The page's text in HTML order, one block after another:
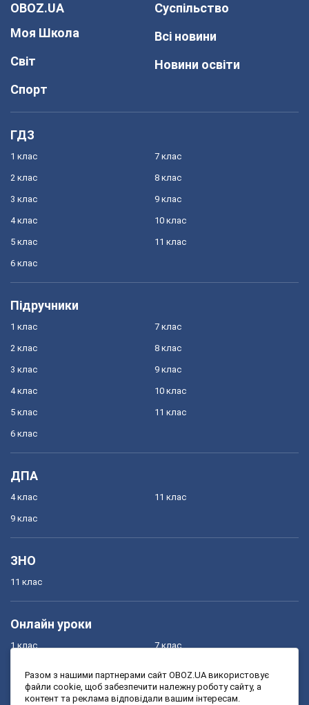
OBOZ.UA
Моя Школа
Світ
Спорт
Суспільство
Всі новини
Новини освіти
ГДЗ
1 клас
2 клас
3 клас
4 клас
5 клас
6 клас
7 клас
8 клас
9 клас
10 клас
11 клас
Підручники
1 клас
2 клас
3 клас
4 клас
5 клас
6 клас
7 клас
8 клас
9 клас
10 клас
11 клас
ДПА
4 клас
9 клас
11 клас
ЗНО
11 клас
Онлайн уроки
1 клас
3 клас
7 клас
9 клас
Разом з нашими партнерами сайт OBOZ.UA використовує
файли cookie, щоб забезпечити належну роботу сайту, а
контент та реклама відповідали вашим інтересам.